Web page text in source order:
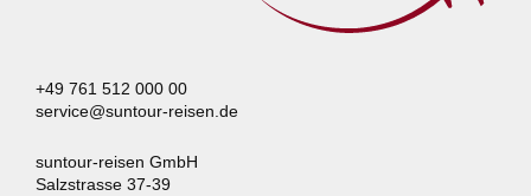
+49 761 512 000 00
service@suntour-reisen.de
suntour-reisen GmbH
Salzstrasse 37-39